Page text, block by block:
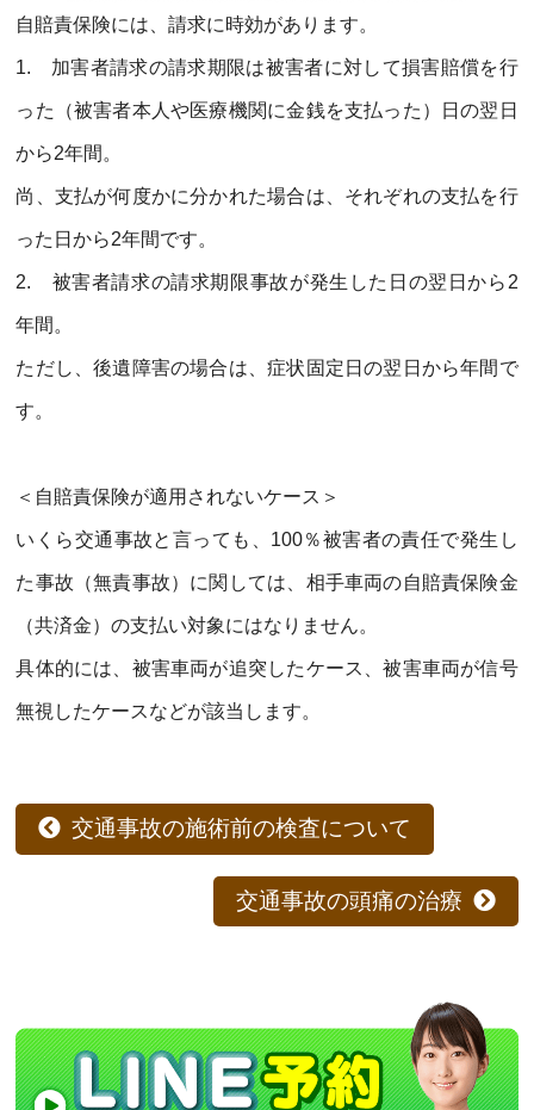
自賠責保険には、請求に時効があります。
1. 加害者請求の請求期限は被害者に対して損害賠償を行
った（被害者本人や医療機関に金銭を支払った）日の翌日
から2年間。
尚、支払が何度かに分かれた場合は、それぞれの支払を行
った日から2年間です。
2. 被害者請求の請求期限事故が発生した日の翌日から 2
年間。
ただし、後遺障害の場合は、症状固定日の翌日から年間で
す。
＜自賠責保険が適用されないケース＞
いくら交通事故と言っても、 100％被害者の責任で発生し
た事故（無責事故）に関しては、相手車両の自賠責保険金
（共済金）の支払い対象にはなりません。
具体的には、被害車両が追突したケース、被害車両が信号
無視したケースなどが該当します。
交通事故の施術前の検査について
交通事故の頭痛の治療